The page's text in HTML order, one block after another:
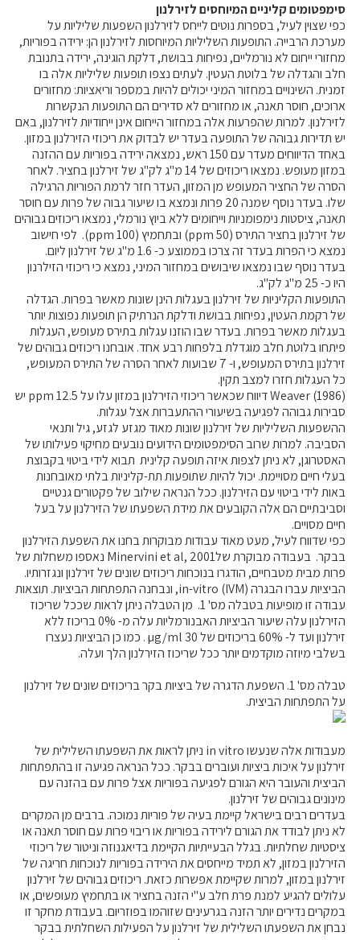
סימפטומים קליניים המיוחסים לזירלנון
כפי שצוין לעיל, בספרות נוטים לייחס לזירלנון השפעות שליליות על
מערכת הרבייה. התופעות השליליות המיוחסות לזירלנון הן: ירידה בפוריות,
מחזורי ייחום לא נורמליים, נפיחות בבושת, דלקת הוגינה, ירידה בתנובת
חלב והגדלה של בלוטת העטין. לעתים נצפו תופעות שליליות אלה בו
זמנית. השינויים במחזור המיני יכולים להיות במספר וריאציות: מחזורים
ארוכים, חוסר תאנה, או מחזורים לא סדירים הם התופעות הנקשרות
לזירלנון. למרות שהפרעות אלה במחזור הייחום אינן ייחודיות לזירלנון, באם
יש תדירות גבוהה של התופעה בעדר יש לבדוק את ריכוזי הזירלנון במזון.
באחד הדיווחים מעדר עם 150 ראש, נמצאה ירידה בפוריות עם ההזנה
במזון מעופש. נמצאו ריכוזים של 14 מ"ג לק"ג של זירלנון בחציר. לאחר
הסרה של החציר המעופש מן המזון, העדר חזר לרמת הפוריות הרגילה
שלו. בעדר נוסף שמנה 20 פרות ונמצא בו שיעור גבוה של פרות עם חוסר
תאנה, ציסטות נימפומניות וייחומים ללא ביוץ נורמלי, נמצאו ריכוזים גבוהים
של זירלנון בחציר התירס (ppm 50) ובתחמיץ (ppm 100). לפי חישוב
נמצא כי הפרות בעדר זה צרכו בממוצע כ- 1.6 מ"ג של זירלנון ליום.
בעדר נוסף שבו נמצאו שיבושים במחזור המיני, נמצא כי ריכוזי הזילרנון
היו כ- 25 מ"ג לק"ג.
התופעות הקליניות של זירלנון בעגלות הינן שונות מאשר בפרות. הגדלה
של רקמת העטין, נפיחות בבושת ודלקת הנרתיק הן תופעות נפוצות יותר
בעגלות מאשר בפרות. בעדר שבו הוזנו עגלות בתירס מעופש, העגלות
פיתחו בלוטת חלב מוגדלת בלפחות רבע אחד. אובחנו ריכוזים גבוהים של
זירלנון בתירס המעופש, ו- 7 שבועות לאחר הסרה של התירס המעופש,
כל העגלות חזרו למצב תקין.
Weaver (1986) דיווח שכאשר ריכוזי הזירלנון במזון עלו על ppm 12.5 יש
סבירות גבוהה לפגיעה בשיעורי ההתעברות אצל עגלות.
ההשפעות השליליות של זירלנון שונות מאוד מגזע לגזע, גיל ותנאי
הסביבה. למרות שרוב הסימפטומים הידועים נובעים מחיקוי פעילותו של
האסטרוגן, לא ניתן לצפות איזה תופעה קלינית תבוא לידי ביטוי בקבוצת
בעלי חיים מסויימת. יכול להיות שתופעות תת-קליניות בלתי מאובחנות
באות לידי ביטוי עם הזירלנון. ככל הנראה שילוב של פקטורים גנטיים
וסביבתיים הם אלה הקובעים את מידת השפעתו של הזירלנון על בעל
חיים מסויים.
כפי שדווח לעיל, מעט מאוד עבודות מבוקרות בחנו את השפעת הזירלנון
בבקר. בעבודה מבוקרת שלMinervini et al, 2001 נאספו משחלות של
פרות מבית מטבחיים, הודגרו בנוכחות ריכוזים שונים של זירלנון ונגזרותיו.
הביציות עברו הבגרה in-vitro (IVM), ונבחנה התפתחות הביציות. תוצאות
עבודה זו מופיעות בטבלה מס' 1. מן הטבלה ניתן לראות שככל שריכוז
הזירלנון עלה שיעור הביציות האבנורמליות עלה מ- 0% בריכוז ללא
זירלנון ועד ל- 60% בריכוזים של µg/ml 30 . כמו כן הביציות נעצרו
בשלבי מיוזה מוקדמים יותר ככל שריכוז הזירלנון הלך ועלה.
טבלה מס' 1. השפעת הדגרה של ביציות בקר בריכוזים שונים של זירלנון
על התפתחות הביצית.
מעבודות אלה שנעשו in vitro ניתן לראות את השפעתו השלילית של
זירלנון על איכות ביציות ועוברים בבקר. ככל הנראה פגיעה זו בהתפתחות
הביצית והעובר היא הגורם לפגיעה בפוריות אצל פרות עם בהזנה עם
מינונים גבוהים של זירלנון.
בעדרים רבים בישראל קיימת בעיה של פוריות נמוכה. ברבים מן המקרים
לא ניתן לבודד את הגורם לירידה בפוריות או ריבוי פרות עם חוסר תאנה או
ציסטיות שחלתיות. בגלל הבעייתיות הקיימת בדיאגנוזה וניטור של ריכוזי
הזירלנון במזון, לא תמיד מייחסים את הירידה בפוריות לנוכחות חריגה של
זירלנון במזון, למרות שקיימת אפשרות כזאת. ריכוזים גבוהים של זירלנון
עלולים להגיע למנת פרת חלב ע"י הזנה בחציר או בתחמיץ מעופשים, או
במקרים נדירים יותר הזנה בגרעינים שזוהמו בפוזריום. בעבודת מחקר זו
נבחן את השפעתו השלילית של זירלנון על הפעילות השחלתית בבקר